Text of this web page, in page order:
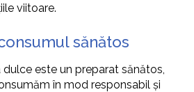
viitoare.
sănătos
este un preparat sănătos,
în mod responsabil și